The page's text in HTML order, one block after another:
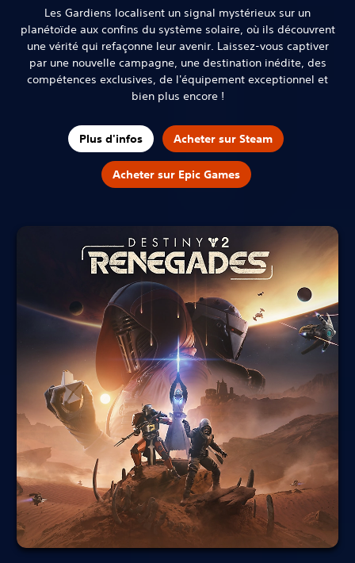
Les Gardiens localisent un signal mystérieux sur un
planétoïde aux confins du système solaire, où ils découvrent
une vérité qui refaçonne leur avenir. Laissez-vous captiver
par une nouvelle campagne, une destination inédite, des
compétences exclusives, de l'équipement exceptionnel et
bien plus encore !
Plus d'infos Acheter sur Steam
Acheter sur Epic Games